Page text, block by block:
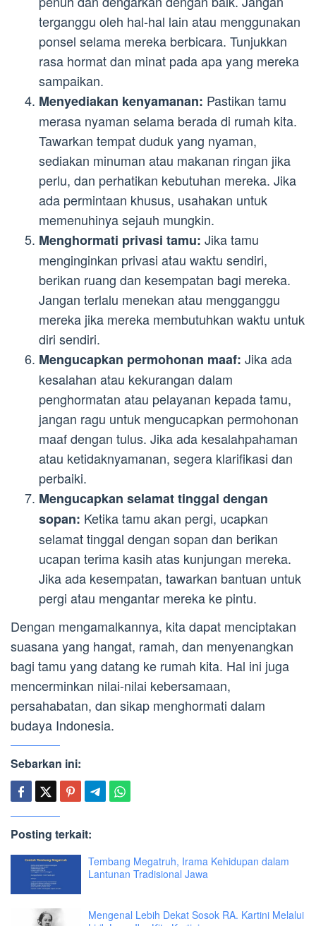
terganggu oleh hal-hal lain atau menggunakan
ponsel selama mereka berbicara. Tunjukkan
rasa hormat dan minat pada apa yang mereka
sampaikan.
Menyediakan kenyamanan: Pastikan tamu
merasa nyaman selama berada di rumah kita.
Tawarkan tempat duduk yang nyaman,
sediakan minuman atau makanan ringan jika
perlu, dan perhatikan kebutuhan mereka. Jika
ada permintaan khusus, usahakan untuk
memenuhinya sejauh mungkin.
Menghormati privasi tamu: Jika tamu
menginginkan privasi atau waktu sendiri,
berikan ruang dan kesempatan bagi mereka.
Jangan terlalu menekan atau mengganggu
mereka jika mereka membutuhkan waktu untuk
diri sendiri.
Mengucapkan permohonan maaf: Jika ada
kesalahan atau kekurangan dalam
penghormatan atau pelayanan kepada tamu,
jangan ragu untuk mengucapkan permohonan
maaf dengan tulus. Jika ada kesalahpahaman
atau ketidaknyamanan, segera klarifikasi dan
perbaiki.
Mengucapkan selamat tinggal dengan
sopan: Ketika tamu akan pergi, ucapkan
selamat tinggal dengan sopan dan berikan
ucapan terima kasih atas kunjungan mereka.
Jika ada kesempatan, tawarkan bantuan untuk
pergi atau mengantar mereka ke pintu.
Dengan mengamalkannya, kita dapat menciptakan
suasana yang hangat, ramah, dan menyenangkan
bagi tamu yang datang ke rumah kita. Hal ini juga
mencerminkan nilai-nilai kebersamaan,
persahabatan, dan sikap menghormati dalam
budaya Indonesia.
Sebarkan ini:
Posting terkait:
Tembang Megatruh, Irama Kehidupan dalam
Lantunan Tradisional Jawa
Mengenal Lebih Dekat Sosok RA. Kartini Melalui